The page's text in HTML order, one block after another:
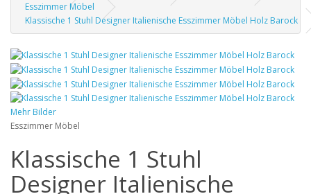
Esszimmer Möbel
Klassische 1 Stuhl Designer Italienische Esszimmer Möbel Holz Barock
Mehr Bilder
Esszimmer Möbel
Klassische 1 Stuhl
Designer Italienische